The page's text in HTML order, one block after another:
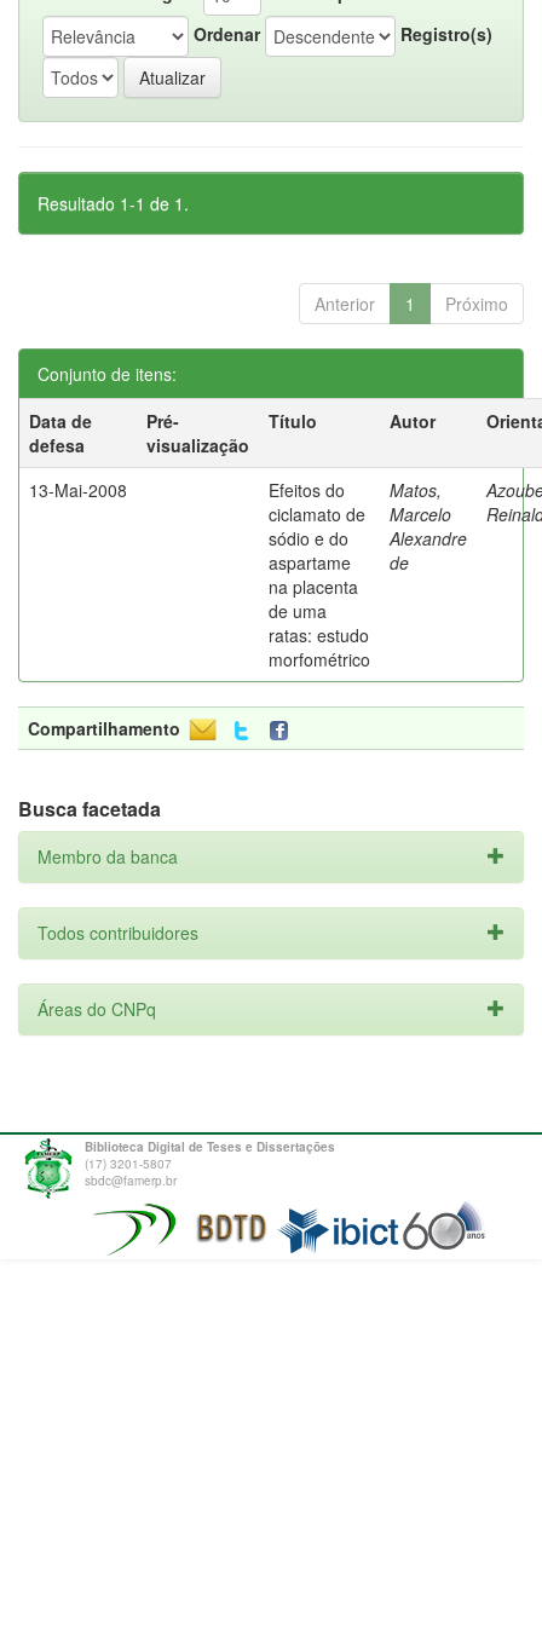
Ordenar
Registro(s)
Resultado 1-1 de 1.
Anterior 1 Próximo
Conjunto de itens:
Data de
defesa
Pré-
visualização
Título Autor
13-Mai-2008
Efeitos do
ciclamato de
sódio e do
aspartame
na placenta
de uma
ratas: estudo
morfométrico
Matos,
Marcelo
Alexandre
de
Compartilhamento
Busca facetada
Membro da banca
Todos contribuidores
Áreas do CNPq
Biblioteca Digital de Teses e Dissertações
(17) 3201-5807
sbdc@famerp.br